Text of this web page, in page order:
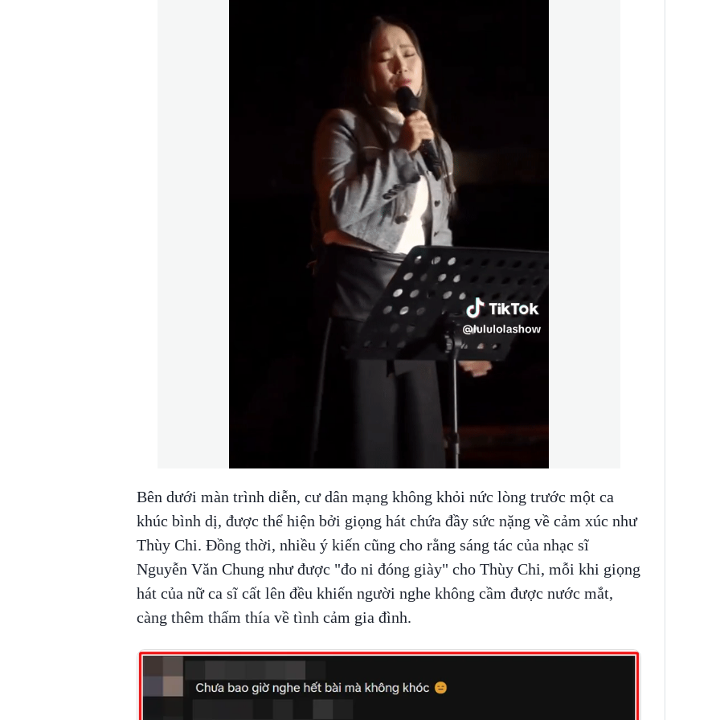
Bên dưới màn trình diễn, cư dân mạng không khỏi nức lòng trước một ca
khúc bình dị, được thể hiện bởi giọng hát chứa đầy sức nặng về cảm xúc như
Thùy Chi. Đồng thời, nhiều ý kiến cũng cho rằng sáng tác của nhạc sĩ
Nguyễn Văn Chung như được "đo ni đóng giày" cho Thùy Chi, mỗi khi giọng
hát của nữ ca sĩ cất lên đều khiến người nghe không cầm được nước mắt,
càng thêm thấm thía về tình cảm gia đình.